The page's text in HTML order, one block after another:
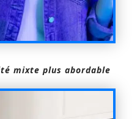
mixte plus abordable